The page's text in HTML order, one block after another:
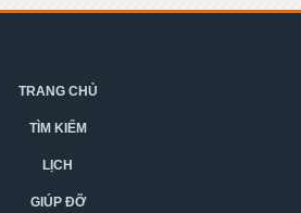
TRANG CHỦ
TÌM KIẾM
LỊCH
GIÚP ĐỠ